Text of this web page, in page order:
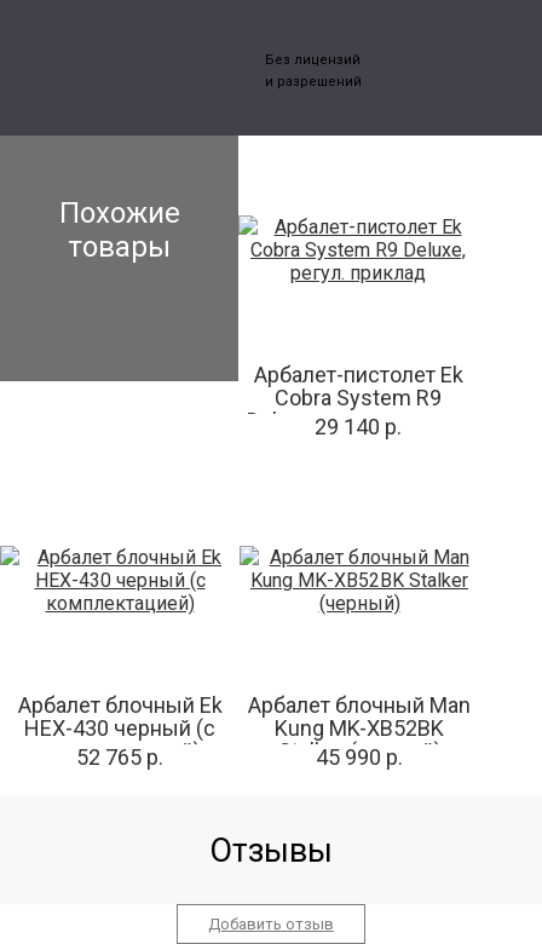
Без лицензий
и разрешений
Похожие
товары
Арбалет-пистолет Ek
Cobra System R9
Deluxe, регул. приклад
29 140 р.
Арбалет блочный Ek
HEX-430 черный (c
комплектацией)
52 765 р.
Арбалет блочный Man
Kung MK-XB52BK
Stalker (черный)
45 990 р.
Отзывы
Добавить отзыв